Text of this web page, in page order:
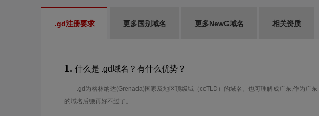
.gd注册要求 更多国别域名 更多NewG域名 相关资质
1. 什么是 .gd域名？有什么优势？
.gd为格林纳达(Grenada)国家及地区顶级域（ccTLD）的域名。也可理解成广东,作为广东
的域名后缀再好不过了。